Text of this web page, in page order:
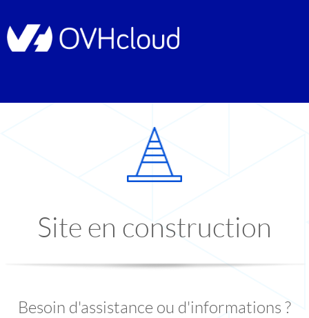
Site en construction
Besoin d'assistance ou d'informations ?